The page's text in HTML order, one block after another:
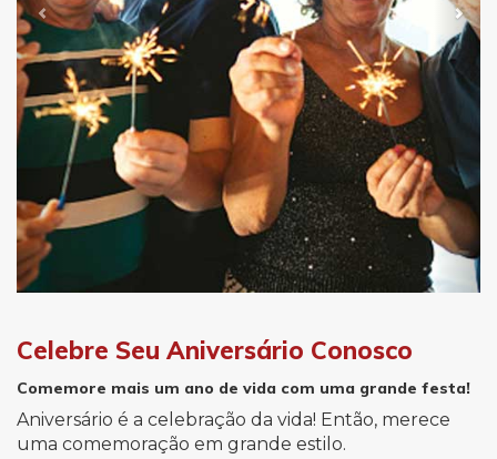
Celebre Seu Aniversário Conosco
Comemore mais um ano de vida com uma grande festa!
Aniversário é a celebração da vida! Então, merece
uma comemoração em grande estilo.